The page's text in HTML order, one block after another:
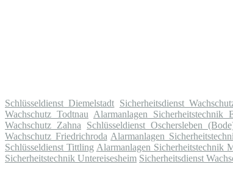
Schlüsseldienst Diemelstadt Sicherheitsdienst
Wachschutz Todtnau Alarmanlagen Sicherheitstechnik
Wachschutz Zahna
Schlüsseldienst Oschersleben
Wachschutz Friedrichroda Alarmanlagen
Schlüsseldienst Tittling Alarmanlagen Sicherheitstechnik
Sicherheitstechnik Untereisesheim Sicherheitsdienst